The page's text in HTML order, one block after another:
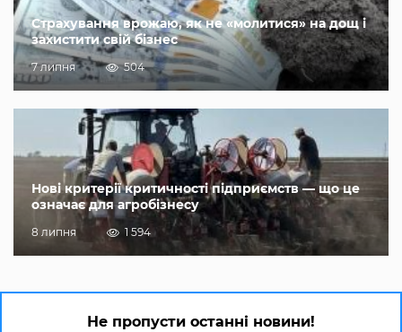
Страхування врожаю, як не «молитися» на дощ і
захистити свій бізнес
7 липня 504
Нові критерії критичності підприємств — що це
означає для агробізнесу
8 липня 1 594
Не пропусти останні новини!